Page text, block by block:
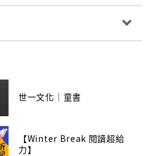
世一文化｜童書
【Winter Break 閱讀超給
力】